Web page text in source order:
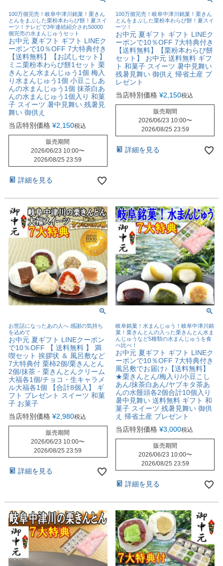
100万個完売！岐阜中津川銘菓！栗きん
とんをまぶした栗粉本わらび餅！夏スイ
ーツ！テレビで3年連続紹介され50000
個完売の水まんじゅうセット
お中元 夏ギフト ギフト LINEク
ーポンで10％OFF 7大特典付き
【送料無料】【お試しセット】
ミニ栗粉本わらび餅1セット 栗
きんとん水まんじゅう1個 梅入
り水まんじゅう1個 小豆こしあ
んの水まんじゅう1個 抹茶白あ
んの水まんじゅう1個入り 和菓
子 スイーツ 暑中見舞い 残暑見
舞い 御供え
当店特別価格 ¥2,150税込
販売期間
2026/06/23 10:00〜
2026/08/25 23:59
詳細を見る
100万個完売！岐阜中津川銘菓！栗きん
とんをまぶした栗粉本わらび餅！夏スイ
ーツ！
お中元 夏ギフト ギフト LINEク
ーポンで10％OFF 7大特典付き
【送料無料】【栗粉本わらび餅
セット】 お中元 送料無料 ギフ
ト 和菓子 スイーツ 暑中見舞い
残暑見舞い 御供え 帰省土産 プ
レゼント
当店特別価格 ¥2,150税込
販売期間
2026/06/23 10:00〜
2026/08/25 23:59
詳細を見る
お世話になったあの人へ 感謝の気持ち
を込めて
お中元 夏ギフト LINEクーポン
で10％OFF 【 送料無料 】 満
喫セット 挨拶状 ＆ 風呂敷など
7大特典付 栗柿2個/栗きんとん
2個/抹茶・栗きんとんクリーム
大福各1個/チョコ・生キャラメ
ル大福各1個 【合計8個入】 ギ
フト プレゼント スイーツ 和菓
子 お菓子
当店特別価格 ¥2,980税込
販売期間
2026/06/23 10:00〜
2026/08/25 23:59
詳細を見る
岐阜銘菓！水まんじゅう！岐阜中津川銘
菓！栗きんとんの入った栗きんとん水ま
んじゅうなど5種類の水まんじゅうを食
べ比べ！
お中元 夏ギフト ギフト LINEク
ーポンで10％OFF 7大特典付き
風呂敷でお届け♪【送料無料】
★栗きんとん/梅入り/小豆こし
あん/抹茶白あん/ヤブキタ茶あ
んの水饅頭各2個合計10個入り
暑中見舞い 送料無料 ギフト 和
菓子 スイーツ 残暑見舞い 御供
え 帰省土産 プレゼント
当店特別価格 ¥3,000税込
販売期間
2026/06/23 10:00〜
2026/08/25 23:59
詳細を見る